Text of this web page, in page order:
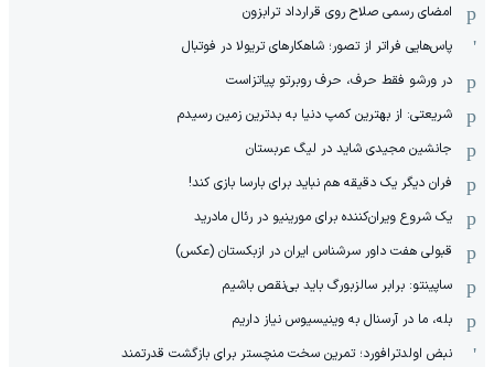
امضای رسمی صلاح روی قرارداد ترابزون
پاس‌هایی فراتر از تصور؛ شاهکارهای تریولا در فوتبال
در ورشو فقط حرف، حرف روبرتو پیاتزاست
شریعتی: از بهترین کمپ‌ دنیا به بدترین زمین‌ رسیدم
جانشین مجیدی شاید در لیگ عربستان
فران دیگر یک دقیقه هم نباید برای بارسا بازی کند!
یک شروع ویران‌کننده برای مورینیو در رئال مادرید
قبولی هفت داور سرشناس ایران در ازبکستان (عکس)
ساپینتو: برابر سالزبورگ باید بی‌نقص باشیم
بله، ما در آرسنال به وینیسیوس نیاز داریم
نبض اولدترافورد؛ تمرین سخت منچستر برای بازگشت قدرتمند